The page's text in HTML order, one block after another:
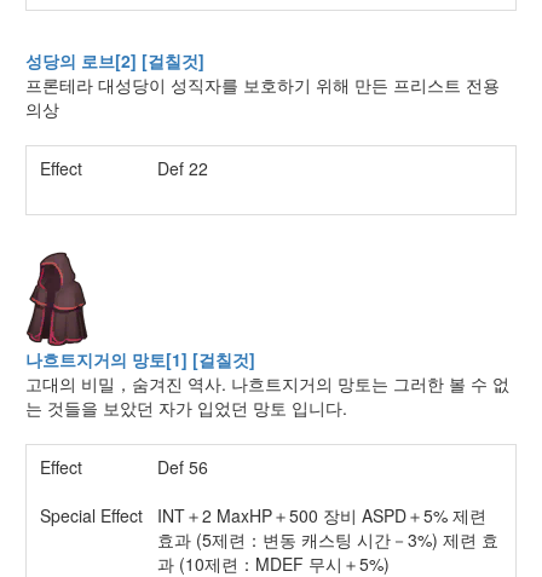
성당의 로브[2] [걸칠것]
프론테라 대성당이 성직자를 보호하기 위해 만든 프리스트 전용
의상
Effect Def 22
나흐트지거의 망토[1] [걸칠것]
고대의 비밀，숨겨진 역사. 나흐트지거의 망토는 그러한 볼 수 없
는 것들을 보았던 자가 입었던 망토 입니다.
Effect
Def 56
Special Effect
INT＋2 MaxHP＋500 장비 ASPD＋5% 제련
효과 (5제련：변동 캐스팅 시간－3%) 제련 효
과 (10제련：MDEF 무시＋5%)